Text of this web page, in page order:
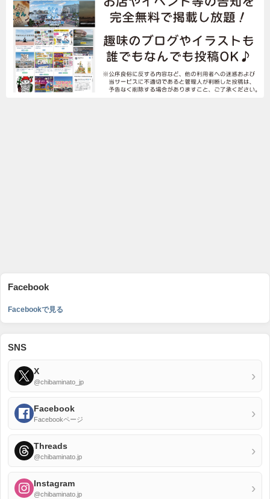
Facebook
Facebookで見る
SNS
X
@chibaminato_jp ›
Facebook
Facebookページ ›
Threads
@chibaminato.jp ›
Instagram
@chibaminato.jp ›